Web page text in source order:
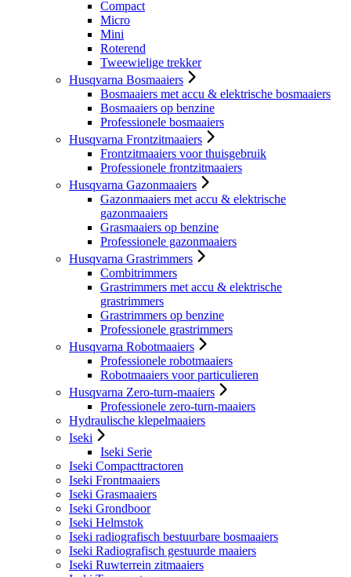
Compact
Micro
Mini
Roterend
Tweewielige trekker
Husqvarna Bosmaaiers
Bosmaaiers met accu & elektrische bosmaaiers
Bosmaaiers op benzine
Professionele bosmaaiers
Husqvarna Frontzitmaaiers
Frontzitmaaiers voor thuisgebruik
Professionele frontzitmaaiers
Husqvarna Gazonmaaiers
Gazonmaaiers met accu & elektrische
gazonmaaiers
Grasmaaiers op benzine
Professionele gazonmaaiers
Husqvarna Grastrimmers
Combitrimmers
Grastrimmers met accu & elektrische
grastrimmers
Grastrimmers op benzine
Professionele grastrimmers
Husqvarna Robotmaaiers
Professionele robotmaaiers
Robotmaaiers voor particulieren
Husqvarna Zero-turn-maaiers
Professionele zero-turn-maaiers
Hydraulische klepelmaaiers
Iseki
Iseki Serie
Iseki Compacttractoren
Iseki Frontmaaiers
Iseki Grasmaaiers
Iseki Grondboor
Iseki Helmstok
Iseki radiografisch bestuurbare bosmaaiers
Iseki Radiografisch gestuurde maaiers
Iseki Ruwterrein zitmaaiers